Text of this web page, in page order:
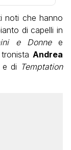
noti che hanno
di capelli in
e Donnee
Andrea
di Temptation